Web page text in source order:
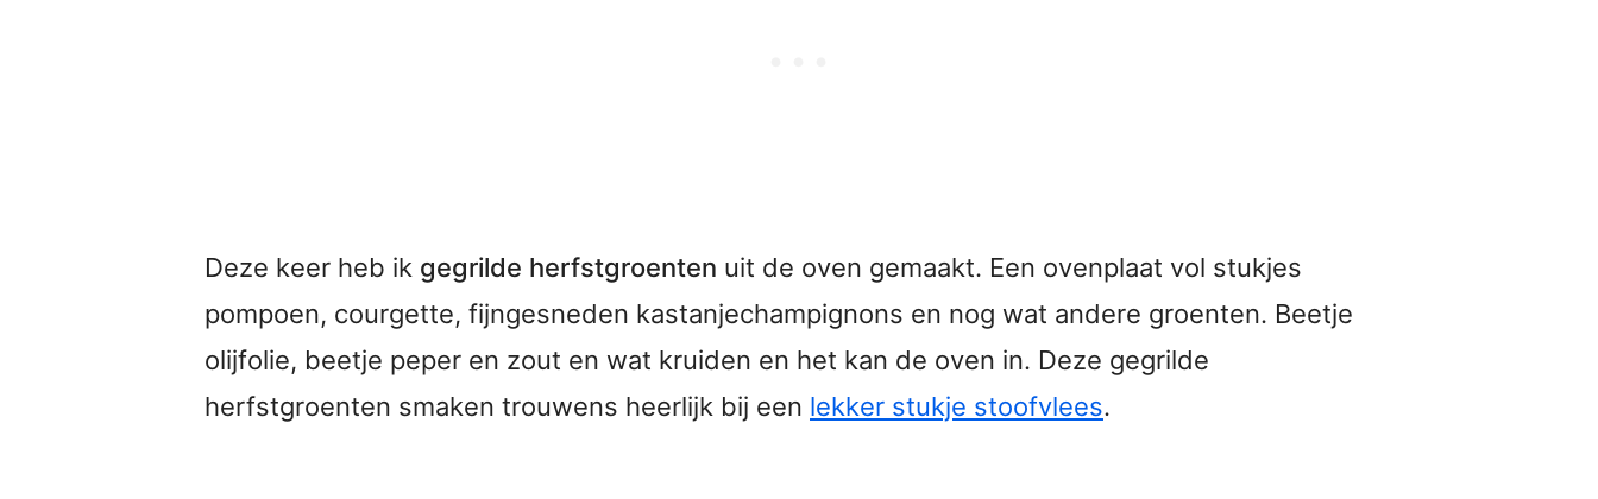
Deze keer heb ik gegrilde herfstgroenten uit de oven gemaakt. Een ovenplaat vol stukjes
pompoen, courgette, fijngesneden kastanjechampignons en nog wat andere groenten. Beetje
olijfolie, beetje peper en zout en wat kruiden en het kan de oven in. Deze gegrilde
herfstgroenten smaken trouwens heerlijk bij een lekker stukje stoofvlees.